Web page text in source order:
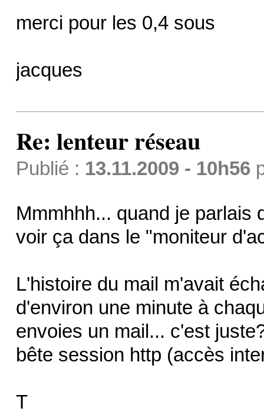
merci pour les 0,4 sous
jacques
Re: lenteur réseau
Publié : 13.11.2009 - 10h56
Mmmhhh... quand je parlais
voir ça dans le "moniteur
L'histoire du mail m'avait
d'environ une minute à
envoies un mail... c'est
bête session http (accès
T